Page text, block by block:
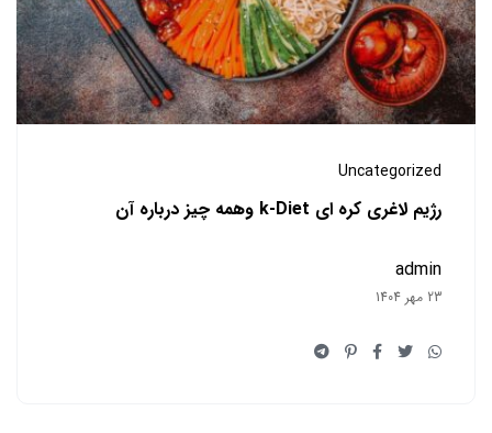
Uncategorized
رژیم لاغری کره ای k-Diet وهمه چیز درباره آن
admin
23 مهر 1404